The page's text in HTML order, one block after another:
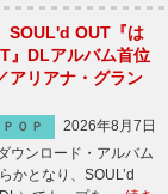
SOUL'd OUT『は
』DLアルバム首位
リアナ・グラン
ＰＯＰ
2026年8月7日
ウンロード・アルバム
かとなり、SOUL’d